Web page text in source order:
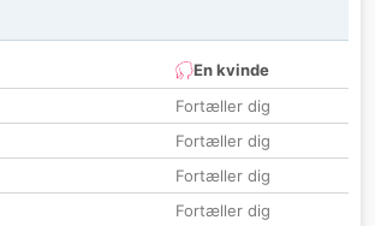
En kvinde
Fortæller dig
Fortæller dig
Fortæller dig
Fortæller dig